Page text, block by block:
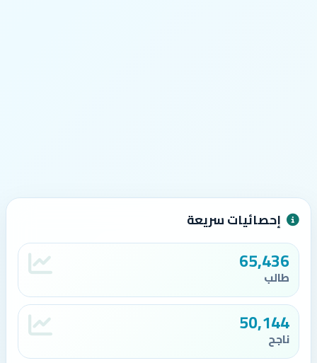
إحصائيات سريعة
65,436
طالب
50,144
ناجح